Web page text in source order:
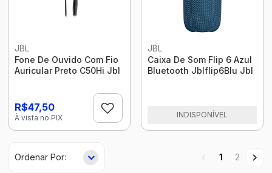
JBL
Fone De Ouvido Com Fio
Auricular Preto C50Hi Jbl
R$47,50
À vista no PIX
JBL
Caixa De Som Flip 6 Azul
Bluetooth Jblflip6Blu Jbl
INDISPONÍVEL
1 2